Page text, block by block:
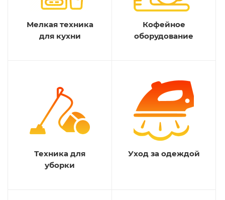
Мелкая техника
для кухни
Кофейное
оборудование
Техника для
уборки
Уход за одеждой